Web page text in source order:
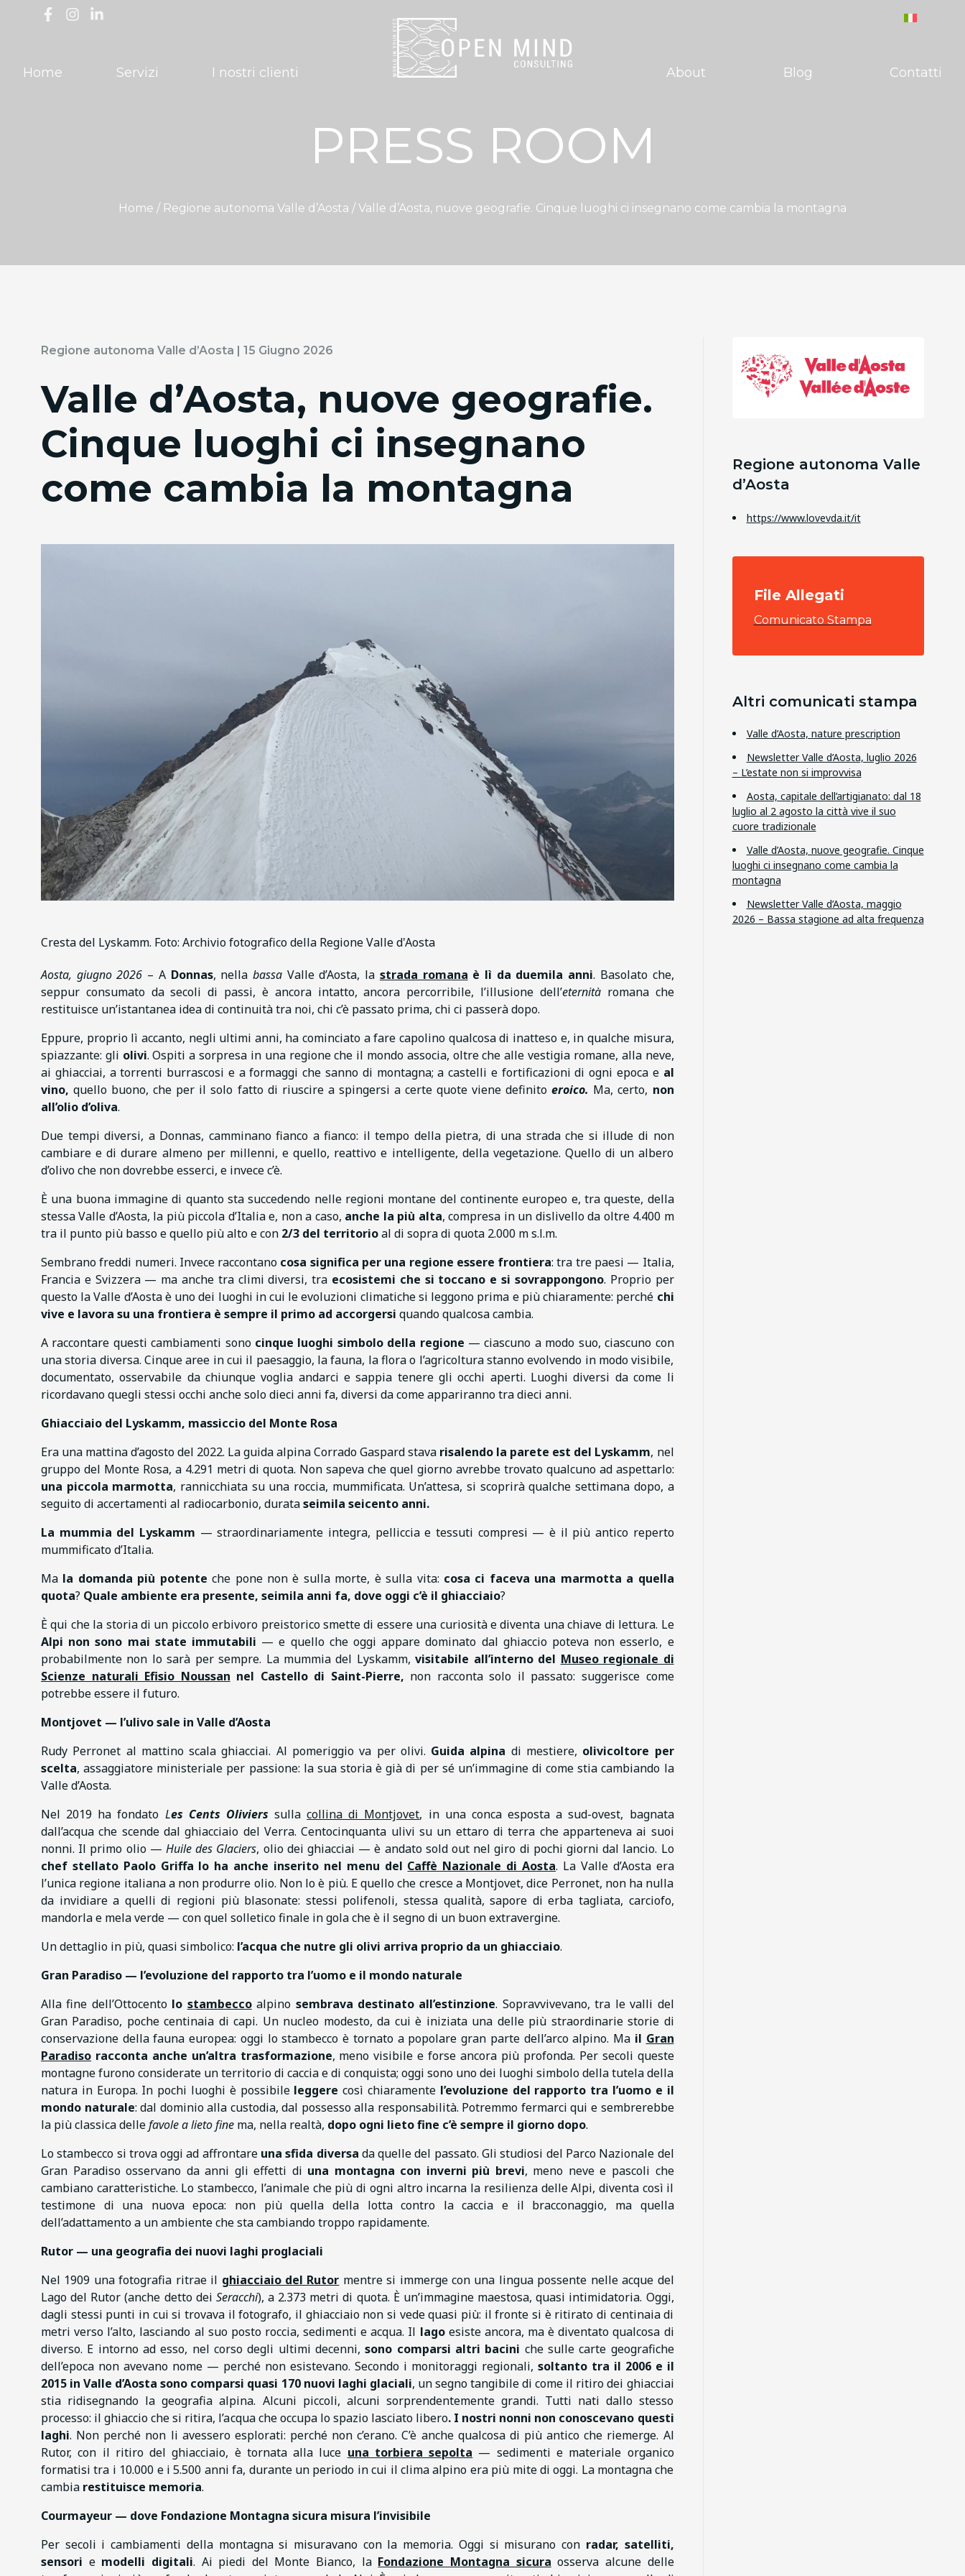
Home Servizi I nostri clienti About Blog Contatti
PRESS ROOM
Home / Regione autonoma Valle d’Aosta / Valle d’Aosta, nuove geografie. Cinque luoghi ci insegnano come cambia la montagna
Regione autonoma Valle d’Aosta | 15 Giugno 2026
Valle d’Aosta, nuove geografie.
Cinque luoghi ci insegnano
come cambia la montagna
Cresta del Lyskamm. Foto: Archivio fotografico della Regione Valle d'Aosta
Aosta, giugno 2026 – A Donnas, nella bassaValle d’Aosta, la strada romana è lì da duemila anni. Basolato che,
seppur consumato da secoli di passi, è ancora intatto, ancora percorribile, l’illusione dell’eternità romana che
restituisce un’istantanea idea di continuità tra noi, chi c’è passato prima, chi ci passerà dopo.
Eppure, proprio lì accanto, negli ultimi anni, ha cominciato a fare capolino qualcosa di inatteso e, in qualche misura,
spiazzante: gli olivi. Ospiti a sorpresa in una regione che il mondo associa, oltre che alle vestigia romane, alla neve,
ai ghiacciai, a torrenti burrascosi e a formaggi che sanno di montagna; a castelli e fortificazioni di ogni epoca e al
vino,quello buono, che per il solo fatto di riuscire a spingersi a certe quote viene definitoeroico. Ma, certo, non
all’olio d’oliva.
Due tempi diversi, a Donnas, camminano fianco a fianco: il tempo della pietra, di una strada che si illude di non
cambiare e di durare almeno per millenni, e quello, reattivo e intelligente, della vegetazione. Quello di un albero
d’olivo che non dovrebbe esserci, e invece c’è.
È una buona immagine di quanto sta succedendo nelle regioni montane del continente europeo e, tra queste, della
stessa Valle d’Aosta, la più piccola d’Italia e, non a caso, anche la più alta, compresa in un dislivello da oltre 4.400 m
tra il punto più basso e quello più alto e con 2/3 del territorioal di sopra di quota 2.000 m s.l.m.
Sembrano freddi numeri. Invece raccontano cosa significa per una regione essere frontiera: tra tre paesi — Italia,
Francia e Svizzera — ma anche tra climi diversi, tra ecosistemi che si toccano e si sovrappongono. Proprio per
questo la Valle d’Aosta è uno dei luoghi in cui le evoluzioni climatiche si leggono prima e più chiaramente: perché chi
vive e lavora su una frontiera è sempre il primo ad accorgersi quando qualcosa cambia.
A raccontare questi cambiamenti sono cinque luoghi simbolo della regione — ciascuno a modo suo, ciascuno con
una storia diversa. Cinque aree in cui il paesaggio, la fauna, la flora o l’agricoltura stanno evolvendo in modo visibile,
documentato, osservabile da chiunque voglia andarci e sappia tenere gli occhi aperti. Luoghi diversi da come li
ricordavano quegli stessi occhi anche solo dieci anni fa, diversi da come appariranno tra dieci anni.
Ghiacciaio del Lyskamm, massiccio del Monte Rosa
Era una mattina d’agosto del 2022. La guida alpina Corrado Gaspard stava risalendo la parete est del Lyskamm, nel
gruppo del Monte Rosa, a 4.291 metri di quota. Non sapeva che quel giorno avrebbe trovato qualcuno ad aspettarlo:
una piccola marmotta, rannicchiata su una roccia, mummificata. Un’attesa, si scoprirà qualche settimana dopo, a
seguito di accertamenti al radiocarbonio, durataseimila seicento anni.
La mummia del Lyskamm — straordinariamente integra, pelliccia e tessuti compresi — è il più antico reperto
mummificato d’Italia.
Ma la domanda più potente che pone non è sulla morte, è sulla vita: cosa ci faceva una marmotta a quella
quota? Quale ambiente era presente, seimila anni fa, dove oggi c’è il ghiacciaio?
È qui che la storia di un piccolo erbivoro preistorico smette di essere una curiosità e diventa una chiave di lettura. Le
Alpi non sono mai state immutabili — e quello che oggi appare dominato dal ghiaccio poteva non esserlo, e
probabilmente non lo sarà per sempre. La mummia del Lyskamm,visitabile all’interno del Museo regionale di
Scienze naturali Efisio Noussan nel Castello di Saint-Pierre, non racconta solo il passato: suggerisce come
potrebbe essere il futuro.
Montjovet — l’ulivo sale in Valle d’Aosta
Rudy Perronet al mattino scala ghiacciai. Al pomeriggio va per olivi. Guida alpina di mestiere, olivicoltore per
scelta, assaggiatore ministeriale per passione: la sua storia è già di per sé un’immagine di come stia cambiando la
Valle d’Aosta.
Nel 2019 ha fondato Les Cents Oliviers sullacollina di Montjovet, in una conca esposta a sud-ovest, bagnata
dall’acqua che scende dal ghiacciaio del Verra. Centocinquanta ulivi su un ettaro di terra che apparteneva ai suoi
nonni. Il primo olio — Huile des Glaciers, olio dei ghiacciai — è andato sold out nel giro di pochi giorni dal lancio. Lo
chef stellato Paolo Griffa lo ha anche inserito nel menu del Caffè Nazionale di Aosta. La Valle d’Aosta era
l’unica regione italiana a non produrre olio. Non lo è più. E quello che cresce a Montjovet, dice Perronet, non ha nulla
da invidiare a quelli di regioni più blasonate: stessi polifenoli, stessa qualità, sapore di erba tagliata, carciofo,
mandorla e mela verde — con quel solletico finale in gola che è il segno di un buon extravergine.
Un dettaglio in più, quasi simbolico: l’acqua che nutre gli olivi arriva proprio da un ghiacciaio.
Gran Paradiso — l’evoluzione del rapporto tra l’uomo e il mondo naturale
Alla fine dell’Ottocento lo stambeccoalpino sembrava destinato all’estinzione. Sopravvivevano, tra le valli del
Gran Paradiso, poche centinaia di capi. Un nucleo modesto, da cui è iniziata una delle più straordinarie storie di
conservazione della fauna europea: oggi lo stambecco è tornato a popolare gran parte dell’arco alpino. Ma il Gran
Paradiso racconta anche un’altra trasformazione, meno visibile e forse ancora più profonda. Per secoli queste
montagne furono considerate un territorio di caccia e di conquista; oggi sono uno dei luoghi simbolo della tutela della
natura in Europa. In pochi luoghi è possibile leggerecosì chiaramentel’evoluzione del rapporto tra l’uomo e il
mondo naturale: dal dominio alla custodia, dal possesso alla responsabilità. Potremmo fermarci qui e sembrerebbe
la più classica dellefavole a lieto fine ma, nella realtà, dopo ogni lieto fine c’è sempre il giorno dopo.
Lo stambecco si trova oggi ad affrontare una sfida diversa da quelle del passato. Gli studiosi del Parco Nazionale del
Gran Paradiso osservano da anni gli effetti di una montagna con inverni più brevi, meno neve e pascoli che
cambiano caratteristiche. Lo stambecco, l’animale che più di ogni altro incarna la resilienza delle Alpi, diventa così il
testimone di una nuova epoca: non più quella della lotta contro la caccia e il bracconaggio, ma quella
dell’adattamento a un ambiente che sta cambiando troppo rapidamente.
Rutor — una geografia dei nuovi laghi proglaciali
Nel 1909 una fotografia ritrae il ghiacciaio del Rutor mentre si immerge con una lingua possente nelle acque del
Lago del Rutor (anche detto dei Seracchi), a 2.373 metri di quota. È un’immagine maestosa, quasi intimidatoria. Oggi,
dagli stessi punti in cui si trovava il fotografo, il ghiacciaio non si vede quasi più: il fronte si è ritirato di centinaia di
metri verso l’alto, lasciando al suo posto roccia, sedimenti e acqua. Il lago esiste ancora, ma è diventato qualcosa di
diverso. E intorno ad esso, nel corso degli ultimi decenni,sono comparsi altri bacini che sulle carte geografiche
dell’epoca non avevano nome — perché non esistevano. Secondo i monitoraggi regionali, soltanto tra il 2006 e il
2015 in Valle d’Aosta sono comparsi quasi 170 nuovi laghi glaciali, un segno tangibile di come il ritiro dei ghiacciai
stia ridisegnando la geografia alpina. Alcuni piccoli, alcuni sorprendentemente grandi. Tutti nati dallo stesso
processo: il ghiaccio che si ritira, l’acqua che occupa lo spazio lasciato libero. I nostri nonni non conoscevano questi
laghi. Non perché non li avessero esplorati: perché non c’erano. C’è anche qualcosa di più antico che riemerge. Al
Rutor, con il ritiro del ghiacciaio, è tornata alla luce una torbiera sepolta — sedimenti e materiale organico
formatisi tra i 10.000 e i 5.500 anni fa, durante un periodo in cui il clima alpino era più mite di oggi. La montagna che
cambia restituisce memoria.
Courmayeur — dove Fondazione Montagna sicura misura l’invisibile
Per secoli i cambiamenti della montagna si misuravano con la memoria. Oggi si misurano con radar, satelliti,
sensori emodelli digitali. Ai piedi del Monte Bianco, la Fondazione Montagna sicura osserva alcune delle
Regione autonoma Valle
d’Aosta
https://www.lovevda.it/it
File Allegati
Comunicato Stampa
Altri comunicati stampa
Valle d’Aosta, nature prescription
Newsletter Valle d’Aosta, luglio 2026
– L’estate non si improvvisa
Aosta, capitale dell’artigianato: dal 18
luglio al 2 agosto la città vive il suo
cuore tradizionale
Valle d’Aosta, nuove geografie. Cinque
luoghi ci insegnano come cambia la
montagna
Newsletter Valle d’Aosta, maggio
2026 – Bassa stagione ad alta frequenza